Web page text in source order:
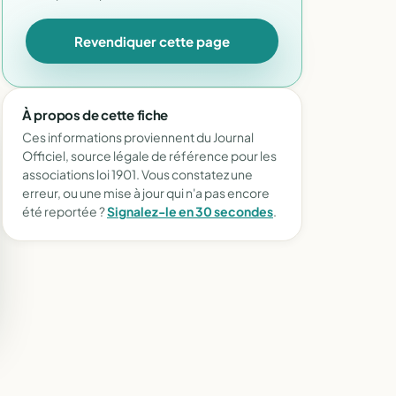
Revendiquer cette page
À propos de cette fiche
Ces informations proviennent du Journal
Officiel, source légale de référence pour les
associations loi 1901. Vous constatez une
erreur, ou une mise à jour qui n'a pas encore
été reportée ?Signalez-le en 30 secondes.